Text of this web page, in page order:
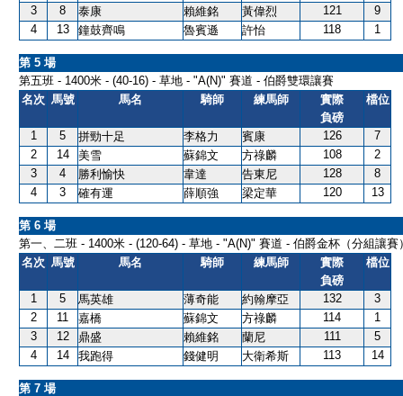
3
8 泰康 賴維銘 黃偉烈 121
9
4
13 鐘鼓齊鳴 魯賓遜 許怡 118 1
第 5 場
第五班 - 1400米 - (40-16) - 草地 - "A(N)" 賽道 - 伯爵雙環讓賽
名次 馬號 馬名 騎師 練馬師
實際
負磅
檔位
1 5 拼勁十足 李格力 賓康 126
7
2
14 美雪 蘇錦文 方祿麟 108
2
3
4 勝利愉快 韋達 告東尼 128
8
4
3 確有運 薛順強 梁定華 120 13
第 6 場
第一、二班 - 1400米 - (120-64) - 草地 - "A(N)" 賽道 - 伯爵金杯（分組讓賽
名次 馬號 馬名 騎師 練馬師
實際
負磅
檔位
1 5 馬英雄 薄奇能 約翰摩亞 132
3
2
11 嘉橋 蘇錦文 方祿麟 114
1
3
12 鼎盛 賴維銘 蘭尼 111
5
4
14 我跑得 錢健明 大衛希斯 113 14
第 7 場